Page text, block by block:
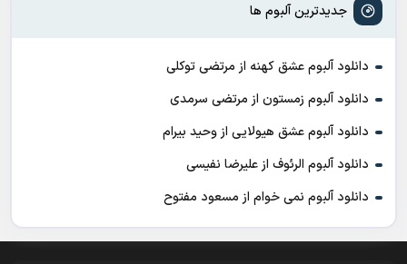
جدیدترین آلبوم ها
دانلود آلبوم عشق کهنه از مرتضی توکلی
دانلود آلبوم زمستون از مرتضی سرمدی
دانلود آلبوم عشق هیولایی از وحید بیرام
دانلود آلبوم الرئوف از علیرضا نفیسی
دانلود آلبوم نمی خوام از مسعود مفتوح